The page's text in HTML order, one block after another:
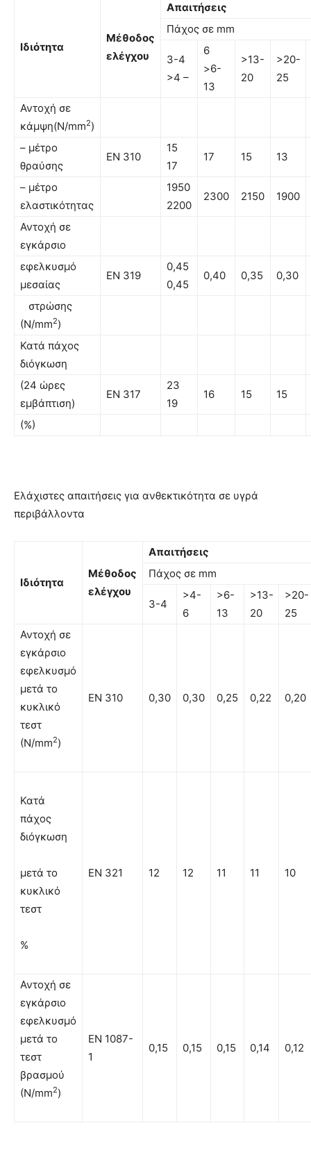
Ιδιότητα
Μέθοδος
ελέγχου
Απαιτήσεις
Πάχος σε mm
3-4
>4 –
6
>6-
13
>13-
20
>20-
25
Αντοχή σε
κάµψη(N/mm2)
– µέτρο
θραύσης
EN 310
15
17
17 15 13
– μέτρο
ελαστικότητας
1950
2200
2300 2150 1900
Αντοχή σε
εγκάρσιο
εφελκυσµό
µεσαίας
EN 319
0,45
0,45
0,40 0,35 0,30
στρώσης
(Ν/mm2)
Κατά πάχος
διόγκωση
(24 ώρες
εµβάπτιση)
EN 317
23
19
16 15 15
(%)
Ελάχιστες απαιτήσεις για ανθεκτικότητα σε υγρά
περιβάλλοντα
Ιδιότητα
Μέθοδος
ελέγχου
Απαιτήσεις
Πάχος σε mm
3-4
>4-
6
>6-
13
>13-
20
>20-
25
Αντοχή σε
εγκάρσιο
εφελκυσμό
µετά το
κυκλικό
τεστ
(N/mm2)
EN 310 0,30 0,30 0,25 0,22 0,20
Κατά
πάχος
διόγκωση
µετά το
κυκλικό
τεστ
%
EN 321 12 12 11 11 10
Αντοχή σε
εγκάρσιο
εφελκυσμό
µετά το
τεστ
βρασµού
(N/mm2)
EN 1087-
1
0,15 0,15 0,15 0,14 0,12